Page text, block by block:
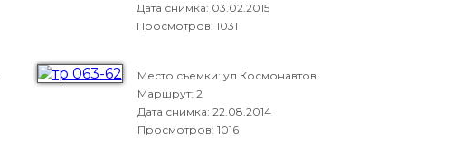
Дата снимка: 03.02.2015
Просмотров: 1031
Место съемки: ул.Космонавтов
Маршрут: 2
Дата снимка: 22.08.2014
Просмотров: 1016